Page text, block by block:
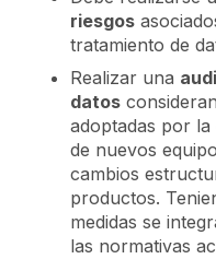
riesgos
tratamiento de
Realizar una
datos
adoptadas por
de nuevos
cambios
productos.
medidas se
las normativas